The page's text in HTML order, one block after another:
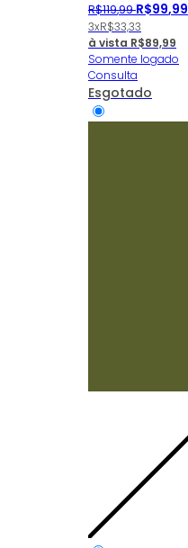
R$119,99 R$99,99
3xR$33,33
à vista R$89,99
Somente logado
Consulta
Esgotado